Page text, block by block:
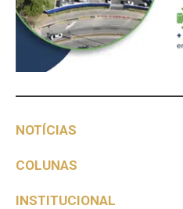
NOTÍCIAS
COLUNAS
INSTITUCIONAL